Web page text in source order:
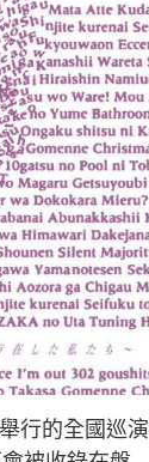
行的全國巡演